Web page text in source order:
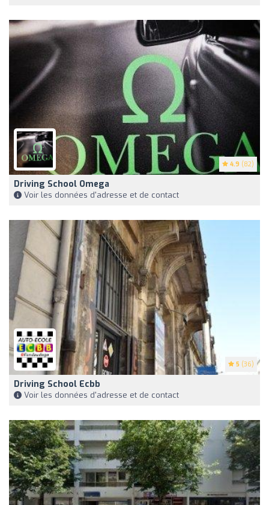
4.9 (82)
Driving School Omega
Voir les données d'adresse et de contact
5 (36)
Driving School Ecbb
Voir les données d'adresse et de contact